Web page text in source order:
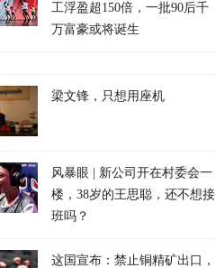
工浮盈超150倍，一批90后千
万富豪或将诞生
梁文锋，只想用座机
风暴眼 | 新公司开在村委会一
楼，38岁的王思聪，还不想接
班吗？
这国宣布：禁止铜精矿出口，